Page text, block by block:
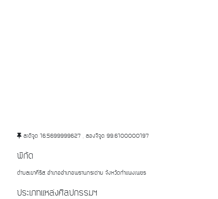
ละติจูด 16.5699999627 , ลองจิจูด 99.6100000197
พิกัด
ตำบลเขาคีริส อำเภออำเภอพรานกระต่าย จังหวัดกำแพงเพชร
ประเภทแหล่งศิลปกรรมฯ